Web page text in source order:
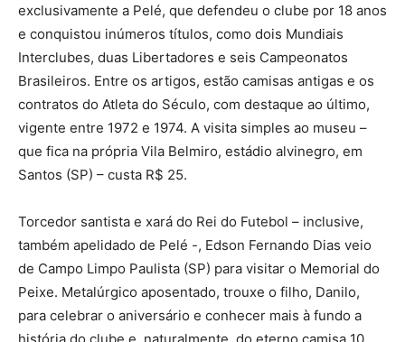
exclusivamente a Pelé, que defendeu o clube por 18 anos
e conquistou inúmeros títulos, como dois Mundiais
Interclubes, duas Libertadores e seis Campeonatos
Brasileiros. Entre os artigos, estão camisas antigas e os
contratos do Atleta do Século, com destaque ao último,
vigente entre 1972 e 1974. A visita simples ao museu –
que fica na própria Vila Belmiro, estádio alvinegro, em
Santos (SP) – custa R$ 25.
Torcedor santista e xará do Rei do Futebol – inclusive,
também apelidado de Pelé -, Edson Fernando Dias veio
de Campo Limpo Paulista (SP) para visitar o Memorial do
Peixe. Metalúrgico aposentado, trouxe o filho, Danilo,
para celebrar o aniversário e conhecer mais à fundo a